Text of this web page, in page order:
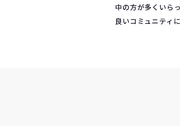
中の方が多くいら
良いコミュニティ